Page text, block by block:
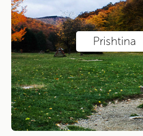
Fluturime dyshe me Paragllajd ...
Hiking - Liqeni i Jazhincës 1 ...
Maja e Oshlakut / Sharr
Vrapimi i nëntorit
Eksploro sipas qytetit
Prizren
Peja
Prishtina
Istog
Prishtina